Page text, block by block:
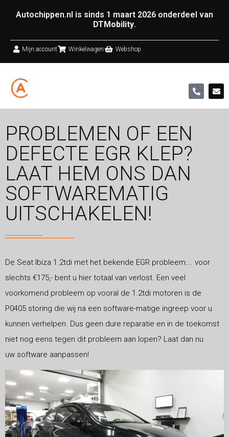
Autochippen.nl is sinds 1 maart 2026 onderdeel van
DTMobility.
Mijn account Winkelwagen Webshop
PROBLEMEN OF EEN
DEFECTE EGR KLEP?
LAAT HEM ONS DAN
SOFTWAREMATIG
UITSCHAKELEN!
De Seat Ibiza 1.2tdi met het bekende EGR probleem…. voor
slechts €175,- bent u hier totaal van verlost. Een veel
voorkomend probleem op vooral de 1.2tdi motoren is de
P0405 storing die wij na een software-matige ingreep voor u
kunnen verhelpen. Dus geen dure reparatie en in de toekomst
niet nog eens tegen dit probleem aan lopen? Laat dan nu
uw software aanpassen!